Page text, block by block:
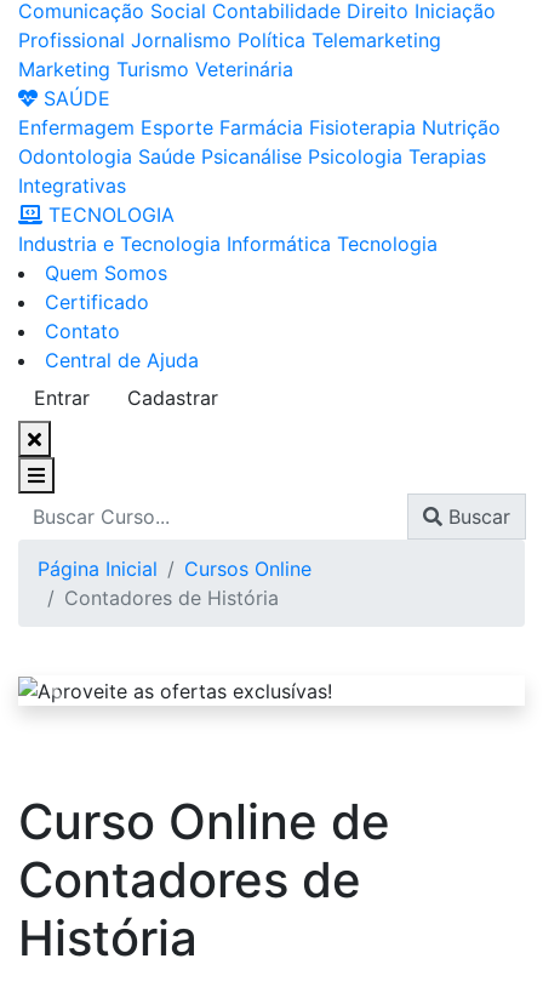
Comunicação Social Contabilidade Direito Iniciação
Profissional Jornalismo Política Telemarketing
Marketing Turismo Veterinária
SAÚDE
Enfermagem Esporte Farmácia Fisioterapia Nutrição
Odontologia Saúde Psicanálise Psicologia Terapias
Integrativas
TECNOLOGIA
Industria e Tecnologia Informática Tecnologia
Quem Somos
Certificado
Contato
Central de Ajuda
Entrar
Cadastrar
Buscar
Página Inicial
Cursos Online
Contadores de História
Curso Online de
Contadores de
História